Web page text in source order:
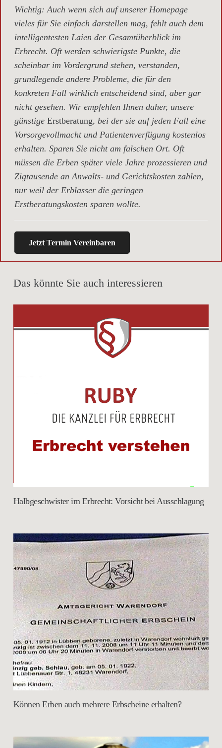
Wichtig: Auch wenn sich auf unserer Homepage
vieles für Sie einfach darstellen mag, fehlt auch dem
intelligentesten Laien der Gesamtüberblick im
Erbrecht. Oft werden schwierigste Punkte, die
scheinbar im Vordergrund stehen, verstanden,
grundlegende andere Probleme, die für den
konkreten Fall wirklich entscheidend sind, aber gar
nicht gesehen. Wir empfehlen Ihnen daher, unsere
günstige Erstberatung, bei der sie auf jeden Fall eine
Vorsorgevollmacht und Patientenverfügung kostenlos
erhalten. Sparen Sie nicht am falschen Ort. Oft
müssen die Erben später viele Jahre prozessieren und
Zigtausende an Anwalts- und Gerichtskosten zahlen,
nur weil der Erblasser die geringen
Erstberatungskosten sparen wollte.
Jetzt Termin Vereinbaren
Das könnte Sie auch interessieren
Halbgeschwister im Erbrecht: Vorsicht bei Ausschlagung
Können Erben auch mehrere Erbscheine erhalten?